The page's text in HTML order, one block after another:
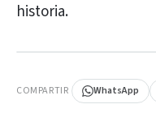
historia.
COMPARTIR WhatsApp